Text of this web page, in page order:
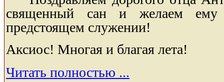
священный сан и желаем
предстоящем служении!
Аксиос! Многая и благая лета!
Читать полностью ...